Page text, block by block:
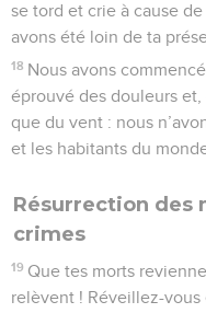
se tord et crie à cause
avons été loin de ta
18 Nous avons
éprouvé des douleurs
que du vent : nous
et les habitants du
Résurrection des
crimes
19 Que tes morts
relèvent ! Réveillez-